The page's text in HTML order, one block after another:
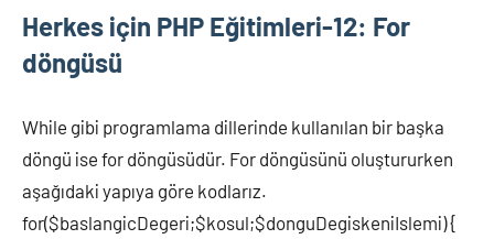
Herkes için PHP Eğitimleri-12: For
döngüsü
While gibi programlama dillerinde kullanılan bir başka
döngü ise for döngüsüdür. For döngüsünü oluştururken
aşağıdaki yapıya göre kodlarız.
for($baslangicDegeri;$kosul;$donguDegiskeniIslemi) {